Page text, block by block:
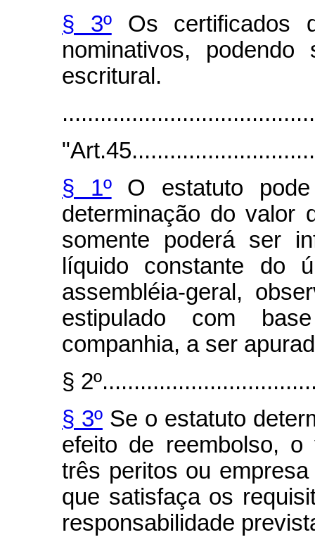
§ 3ºOs certificados
nominativos,
escritural.
§ 1ºO estatuto pode
determinação do valor
somente poderá ser
líquido constante do
assembléia-geral,
estipulado com
companhia, a ser
§
§ 3ºSe o estatuto
efeito de reembolso,
três peritos ou
que satisfaça os
responsabilidade